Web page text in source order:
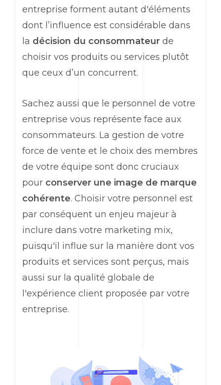
entreprise forment autant d'éléments
dont l’influence est considérable dans
la décision du consommateur de
choisir vos produits ou services plutôt
que ceux d’un concurrent.
Sachez aussi que le personnel de votre
entreprise vous représente face aux
consommateurs. La gestion de votre
force de vente et le choix des membres
de votre équipe sont donc cruciaux
pour conserver une image de marque
cohérente. Choisir votre personnel est
par conséquent un enjeu majeur à
inclure dans votre marketing mix,
puisqu'il influe sur la manière dont vos
produits et services sont perçus, mais
aussi sur la qualité globale de
l'expérience client proposée par votre
entreprise.